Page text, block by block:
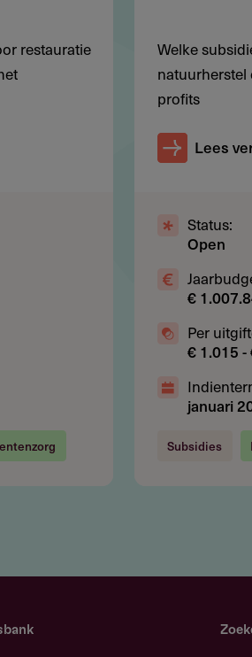
doel
dragen
tot
restauratie
Welke
profits
Lees
Status:
Open
€
Per
€ 1.015
januari
Subsidies